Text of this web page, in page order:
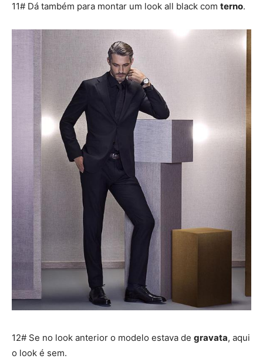
11# Dá também para montar um look all black com terno.
12# Se no look anterior o modelo estava de gravata, aqui
o look é sem.